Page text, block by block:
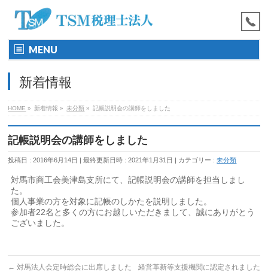
MENU
新着情報
HOME » 新着情報 » 未分類 » 記帳説明会の講師をしました
記帳説明会の講師をしました
投稿日 : 2016年6月14日 最終更新日時 : 2021年1月31日 カテゴリー :未分類
対馬市商工会美津島支所にて、記帳説明会の講師を担当しまし
た。
個人事業の方を対象に記帳のしかたを説明しました。
参加者22名と多くの方にお越しいただきまして、誠にありがとう
ございました。
← 対馬法人会定時総会に出席しました
経営革新等支援機関に認定されました